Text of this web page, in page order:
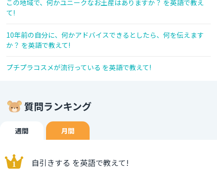
この地域で、何かユニークなお土産はありますか？ を英語で教え
て!
10年前の自分に、何かアドバイスできるとしたら、何を伝えます
か？ を英語で教えて!
プチプラコスメが流行っている を英語で教えて!
質問ランキング
週間 月間
自引きする を英語で教えて!